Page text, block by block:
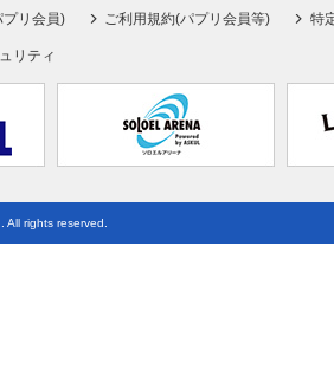
プリ会員) ご利用規約(パプリ会員等) 特
リティ
rights reserved.